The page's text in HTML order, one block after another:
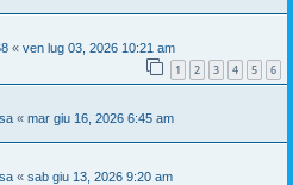
« ven lug 03, 2026 10:21 am
1 2 3 4 5 6
« mar giu 16, 2026 6:45 am
« sab giu 13, 2026 9:20 am